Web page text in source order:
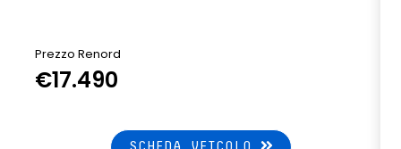
Prezzo Renord
€17.490